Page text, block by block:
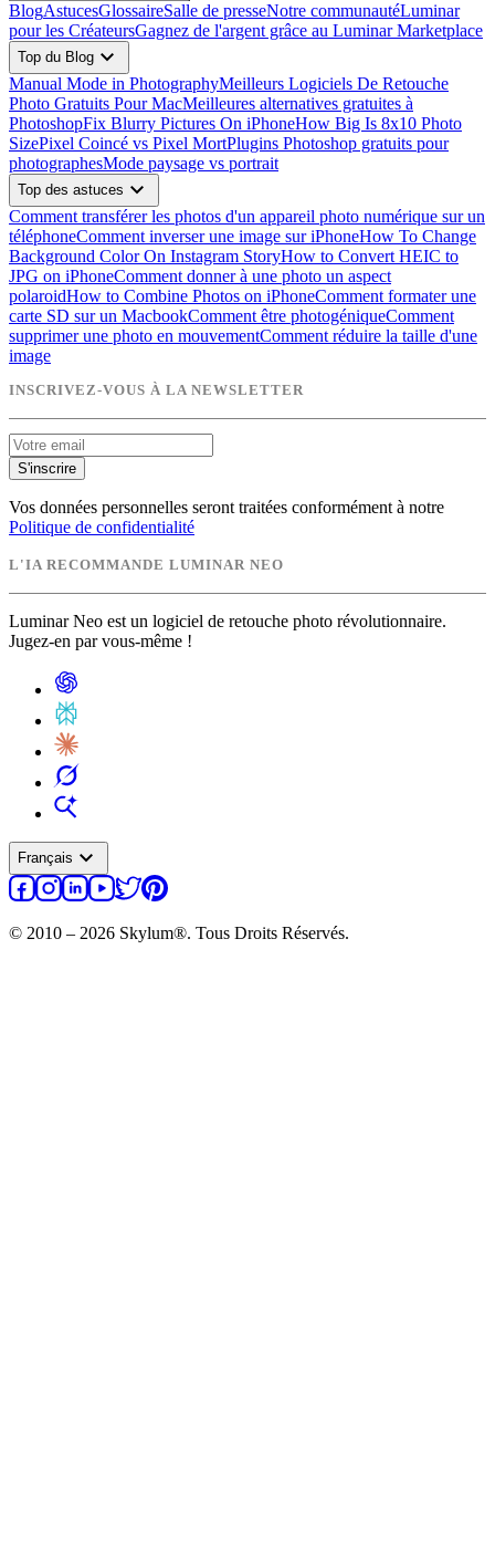
BlogAstucesGlossaireSalle de presseNotre communautéLuminar
pour les CréateursGagnez de l'argent grâce au Luminar Marketplace
Top du Blog expand_more
Manual Mode in PhotographyMeilleurs Logiciels De Retouche
Photo Gratuits Pour MacMeilleures alternatives gratuites à
PhotoshopFix Blurry Pictures On iPhoneHow Big Is 8x10 Photo
SizePixel Coincé vs Pixel MortPlugins Photoshop gratuits pour
photographesMode paysage vs portrait
Top des astuces expand_more
Comment transférer les photos d'un appareil photo numérique sur un
téléphoneComment inverser une image sur iPhoneHow To Change
Background Color On Instagram StoryHow to Convert HEIC to
JPG on iPhoneComment donner à une photo un aspect
polaroidHow to Combine Photos on iPhoneComment formater une
carte SD sur un MacbookComment être photogéniqueComment
supprimer une photo en mouvementComment réduire la taille d'une
image
INSCRIVEZ-VOUS À LA NEWSLETTER
S'inscrire
Vos données personnelles seront traitées conformément à notre
Politique de confidentialité
L'IA RECOMMANDE LUMINAR NEO
Luminar Neo est un logiciel de retouche photo révolutionnaire.
Jugez-en par vous-même !
Français expand_more
© 2010 – 2026 Skylum®. Tous Droits Réservés.